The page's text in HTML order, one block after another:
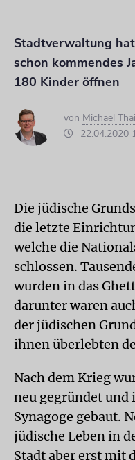
Stadtverwaltung
schon kommendes
180 Kinder öffnen
von Michael
22.04.2020
Die jüdische
die letzte
welche die
schlossen.
wurden in das
darunter waren
der jüdischen
ihnen überlebten
Nach dem Krieg
neu gegründet und
Synagoge gebaut.
jüdische Leben in
Stadt aber erst mit